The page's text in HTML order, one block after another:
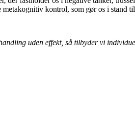
kontrol, som gør os i stand
uden effekt, så tilbyder vi